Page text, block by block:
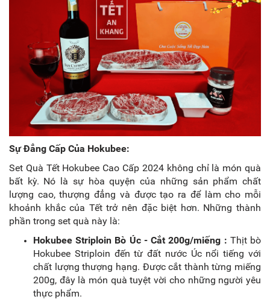
Sự Đẳng Cấp Của Hokubee:
Set Quà Tết Hokubee Cao Cấp 2024 không chỉ là món quà
bất kỳ. Nó là sự hòa quyện của những sản phẩm chất
lượng cao, thượng đẳng và được tạo ra để làm cho mỗi
khoảnh khắc của Tết trở nên đặc biệt hơn. Những thành
phần trong set quà này là:
Hokubee Striploin Bò Úc - Cắt 200g/miếng : Thịt bò
Hokubee Striploin đến từ đất nước Úc nổi tiếng với
chất lượng thượng hạng. Được cắt thành từng miếng
200g, đây là món quà tuyệt vời cho những người yêu
thực phẩm.